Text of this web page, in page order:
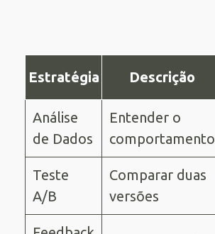
Estratégia Descrição
Análise
de Dados
Entender o
comportamento
Teste
A/B
Comparar duas
versões